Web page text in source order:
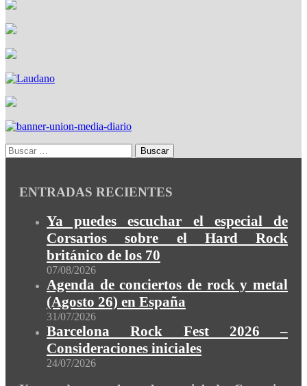
ENTRADAS RECIENTES
Ya puedes escuchar el especial de
Corsarios sobre el Hard Rock
británico de los 70
07/08/2026
Agenda de conciertos de rock y metal
(Agosto 26) en España
31/07/2026
Barcelona Rock Fest 2026 –
Consideraciones iniciales
24/07/2026